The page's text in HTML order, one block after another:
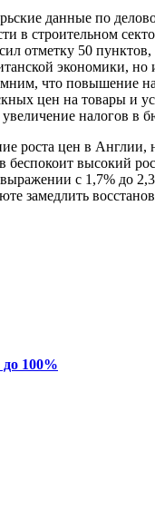
данные по
в строительном
50 пунктов,
экономики,
что повышение
цен на товары и
налогов в
роста цен в
беспокоит высокий
с 1,7% до
замедлить
100%